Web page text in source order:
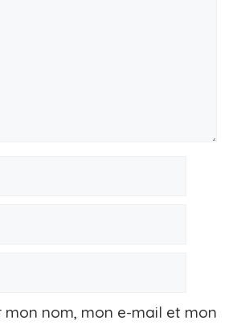
mon nom, mon e-mail et mon